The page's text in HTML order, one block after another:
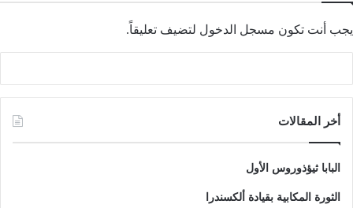
يجب أنت تكون مسجل الدخول لتضيف تعليقاً.
أخر المقالات
البابا ثيؤذوروس الأول
الثورة المكابية بقيادة ألكسندرا